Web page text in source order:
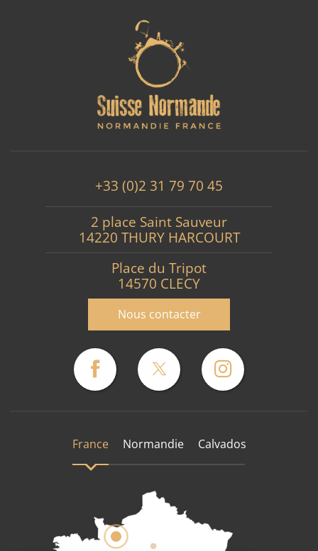
+33 (0)2 31 79 70 45
2 place Saint Sauveur
14220 THURY HARCOURT
Place du Tripot
14570 CLECY
Nous contacter
France Normandie Calvados